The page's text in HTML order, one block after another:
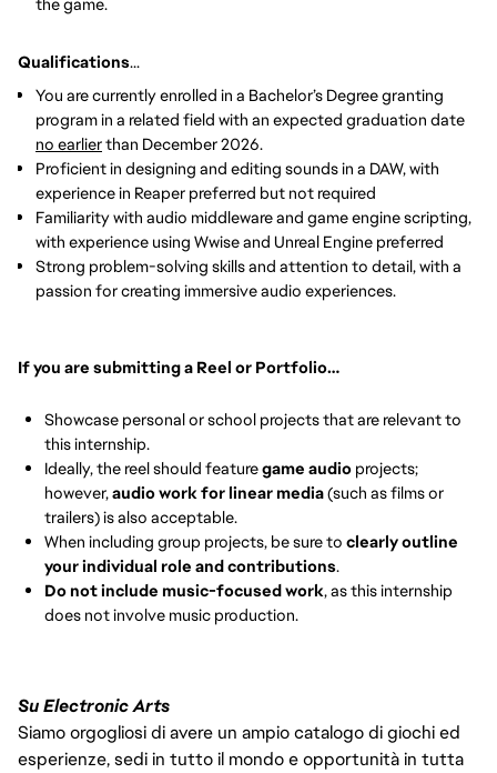
Qualifications...
You are currently enrolled in a Bachelor’s Degree granting
program in a related field with an expected graduation date
no earlierthan December 2026.
Proficient in designing and editing sounds in a DAW, with
experience in Reaper preferred but not required
Familiarity with audio middleware and game engine scripting,
with experience using Wwise and Unreal Engine preferred
Strong problem-solving skills and attention to detail, with a
passion for creating immersive audio experiences.
If you are submitting a Reel or Portfolio…
Showcase personal or school projects that are relevant to
this internship.
Ideally, the reel should featuregame audio projects;
however,audio work for linear media(such as films or
trailers) is also acceptable.
When including group projects, be sure to clearly outline
your individual role and contributions.
Do not include music-focused work, as this internship
does not involve music production.
Su Electronic Arts
Siamo orgogliosi di avere un ampio catalogo di giochi ed
esperienze, sedi in tutto il mondo e opportunità in tutta